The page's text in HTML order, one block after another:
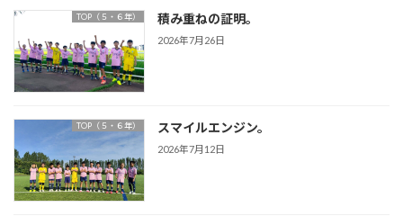
TOP（５・６年） 積み重ねの証明。
2026年7月26日
TOP（５・６年） スマイルエンジン。
2026年7月12日